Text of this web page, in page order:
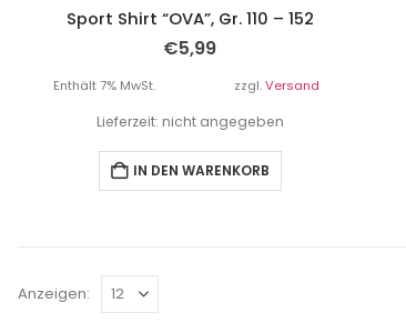
Sport Shirt “OVA”, Gr. 110 – 152
€5,99
Enthält 7% MwSt. zzgl.Versand
Lieferzeit: nicht angegeben
IN DEN WARENKORB
Anzeigen: